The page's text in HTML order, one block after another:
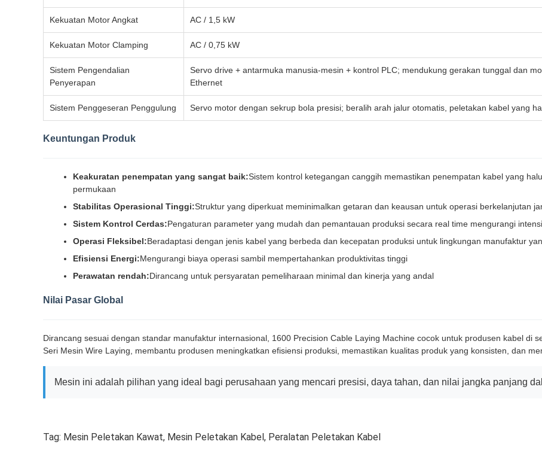
Kekuatan Motor Angkat AC / 1,5 kW
Kekuatan Motor Clamping AC / 0,75 kW
Sistem Pengendalian
Penyerapan
Servo drive + antarmuka manusia-mesin + kontrol PLC; mendukung gerakan tunggal dan
Ethernet
Sistem Penggeseran Penggulung Servo motor dengan sekrup bola presisi; beralih arah jalur otomatis, peletakan kabel yang
Keuntungan Produk
Keakuratan penempatan yang sangat baik:Sistem kontrol ketegangan canggih memastikan penempatan kabel yang
permukaan
Stabilitas Operasional Tinggi:Struktur yang diperkuat meminimalkan getaran dan keausan untuk operasi berkelanjutan
Sistem Kontrol Cerdas:Pengaturan parameter yang mudah dan pemantauan produksi secara real time mengurangi
Operasi Fleksibel:Beradaptasi dengan jenis kabel yang berbeda dan kecepatan produksi untuk lingkungan manufaktur
Efisiensi Energi:Mengurangi biaya operasi sambil mempertahankan produktivitas tinggi
Perawatan rendah:Dirancang untuk persyaratan pemeliharaan minimal dan kinerja yang andal
Nilai Pasar Global
Dirancang sesuai dengan standar manufaktur internasional, 1600 Precision Cable Laying Machine cocok untuk produsen kabel di
Seri Mesin Wire Laying, membantu produsen meningkatkan efisiensi produksi, memastikan kualitas produk yang konsisten, dan
Mesin ini adalah pilihan yang ideal bagi perusahaan yang mencari presisi, daya tahan, dan nilai jangka panjang
Tag: Mesin Peletakan Kawat, Mesin Peletakan Kabel, Peralatan Peletakan Kabel